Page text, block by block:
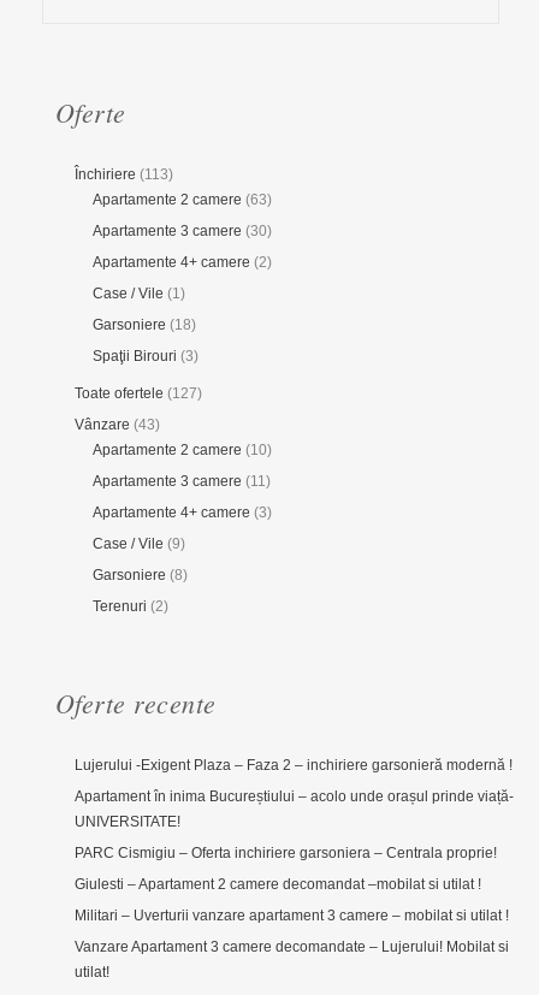
Oferte
Închiriere (113)
Apartamente 2 camere (63)
Apartamente 3 camere (30)
Apartamente 4+ camere (2)
Case / Vile (1)
Garsoniere (18)
Spaţii Birouri (3)
Toate ofertele (127)
Vânzare (43)
Apartamente 2 camere (10)
Apartamente 3 camere (11)
Apartamente 4+ camere (3)
Case / Vile (9)
Garsoniere (8)
Terenuri (2)
Oferte recente
Lujerului -Exigent Plaza – Faza 2 – inchiriere garsonieră modernă !
Apartament în inima Bucureștiului – acolo unde orașul prinde viață-
UNIVERSITATE!
PARC Cismigiu – Oferta inchiriere garsoniera – Centrala proprie!
Giulesti – Apartament 2 camere decomandat –mobilat si utilat !
Militari – Uverturii vanzare apartament 3 camere – mobilat si utilat !
Vanzare Apartament 3 camere decomandate – Lujerului! Mobilat si
utilat!